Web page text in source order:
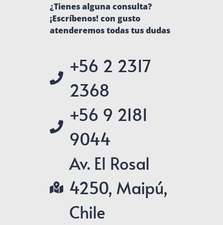
¿Tienes alguna consulta?
¡Escríbenos! con gusto
atenderemos todas tus dudas
+56 2 2317
2368
+56 9 2181
9044
Av. El Rosal
4250, Maipú,
Chile